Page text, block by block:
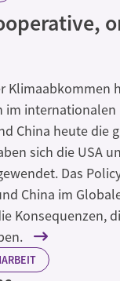
Klimaabkommen
internationalen
China heute die
sich die USA
Das
China im
Konsequenzen,